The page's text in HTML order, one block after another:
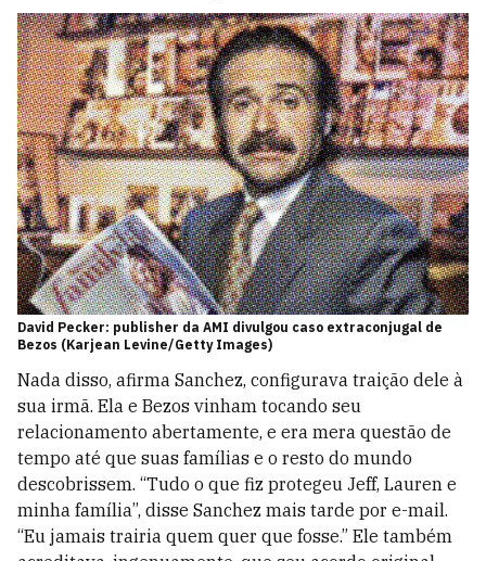
David Pecker: publisher da AMI divulgou caso extraconjugal de
Bezos (Karjean Levine/Getty Images)
Nada disso, afirma Sanchez, configurava traição dele à
sua irmã. Ela e Bezos vinham tocando seu
relacionamento abertamente, e era mera questão de
tempo até que suas famílias e o resto do mundo
descobrissem. “Tudo o que fiz protegeu Jeff, Lauren e
minha família”, disse Sanchez mais tarde por e-mail.
“Eu jamais trairia quem quer que fosse.” Ele também